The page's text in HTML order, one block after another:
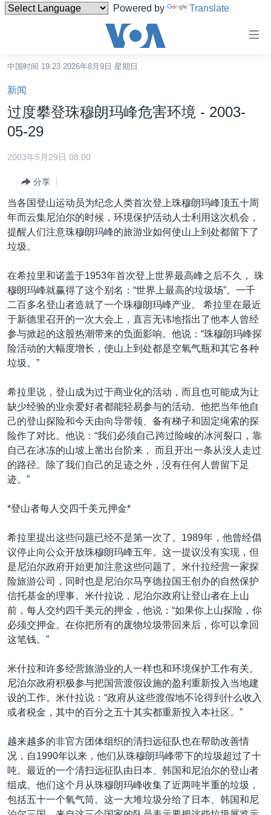
Powered by Translate
碍
链
接
跳
转
内
转
到
导
航
转
到
检
国际
最新国际新闻
印太
中东
欧洲
非洲
美洲
全球议题
分类新闻
经济·金融·贸易
人权·法律·宗教
科教·文娱·体健
军事
劳工
环境
美中关系
热点专题
白宫要闻
国会报道
美中关系
美国建国250周年
埃博拉疫情
美国之音专访
重要讲话与声明
台海两岸关系
南中国海争端
关注西藏
GEN Z 看美国
VOA视频
VOA今日焦点
中文广播
关注我们
其他语言网站
中国时间 19:23 2026年8月9日 星期日
新闻
过度攀登珠穆朗玛峰危害环境 - 2003-
05-29
2003年5月29日 08:00
分享
当各国登山运动员为纪念人类首次登上珠穆朗玛峰顶五十周
年而云集尼泊尔的时候，环境保护活动人士利用这次机会，
提醒人们注意珠穆朗玛峰的旅游业如何使山上到处都留下了
垃圾。
在希拉里和诺盖于1953年首次登上世界最高峰之后不久， 珠
穆朗玛峰就赢得了这个别名：“世界上最高的垃圾场”。一千
二百多名登山者造就了一个珠穆朗玛峰产业。 希拉里在最近
于新德里召开的一次大会上，直言无讳地指出了他本人曾经
参与掀起的这股热潮带来的负面影响。他说：“珠穆朗玛峰探
险活动的大幅度增长，使山上到处都是空氧气瓶和其它各种
垃圾。”
希拉里说，登山成为过于商业化的活动，而且也可能成为让
缺少经验的业余爱好者都能轻易参与的活动。他把当年他自
己的登山探险和今天由向导带领、备有梯子和固定绳索的探
险作了对比。他说：“我们必须自己跨过险峻的冰河裂口，靠
自己在冰冻的山坡上凿出台阶来， 而且开出一条从没人走过
的路径。除了我们自己的足迹之外，没有任何人曾留下足
迹。”
*登山者每人交四千美元押金*
希拉里提出这些问题已经不是第一次了。1989年，他曾经倡
议停止向公众开放珠穆朗玛峰五年。这一提议没有实现，但
是尼泊尔政府开始更加注意这些问题了。米什拉经营一家探
险旅游公司，同时也是尼泊尔马亨德拉国王创办的自然保护
信托基金的理事。米什拉说，尼泊尔政府让登山者在上山
前，每人交约四千美元的押金，他说：“如果你上山探险，你
必须交押金。在你把所有的废物垃圾带回来后，你可以拿回
这笔钱。”
米什拉和许多经营旅游业的人一样也和环境保护工作有关。
尼泊尔政府积极参与把国营渡假设施的盈利重新投入当地建
设的工作。米什拉说：“政府从这些渡假地不论得到什么收入
或者税金，其中的百分之五十其实都重新投入本社区。”
越来越多的非官方团体组织的清扫远征队也在帮助改善情
况，自1990年以来，他们从珠穆朗玛峰带下的垃圾超过了十
吨。最近的一个清扫远征队由日本、韩国和尼泊尔的登山者
组成。他们这个月从珠穆朗玛峰收集了近两吨半重的垃圾，
包括五十一个氧气筒。这一大堆垃圾分给了日本、韩国和尼